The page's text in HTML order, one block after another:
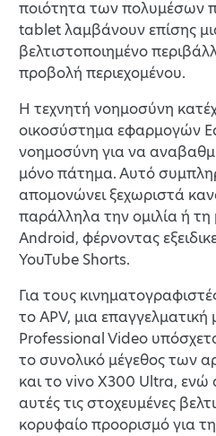
ποιότητα των πολυμέσων
tablet λαμβάνουν επίσης
βελτιστοποιημένο
προβολή περιεχομένου.
Η τεχνητή νοημοσύνη
οικοσύστημα εφαρμογών
νοημοσύνη για να
μόνο πάτημα. Αυτό
απομονώνει ξεχωριστά
παράλληλα την ομιλία ή
Android, φέρνοντας
YouTube Shorts.
Για τους
το APV, μια
Professional Video
το συνολικό μέγεθος των
και το vivo X300 Ultra, ενώ
αυτές τις στοχευμένες
κορυφαίο προορισμό για